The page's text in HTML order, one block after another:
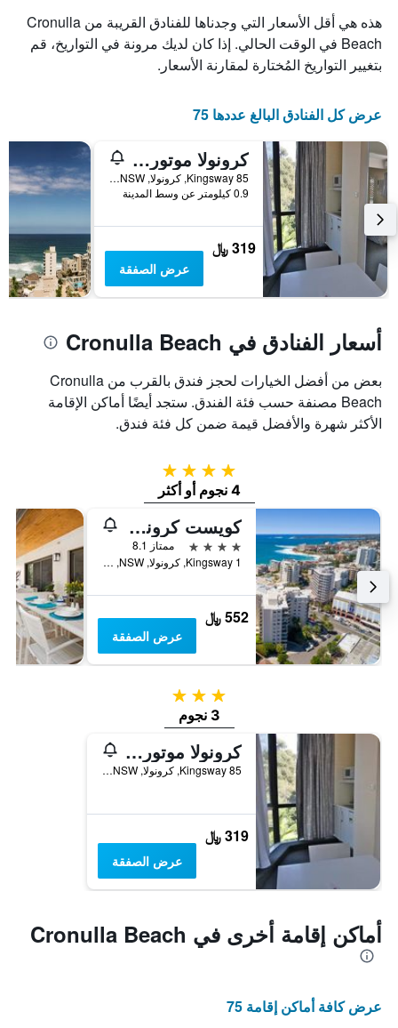
هذه هي أقل الأسعار التي وجدناها للفنادق القريبة من Cronulla
Beach في الوقت الحالي. إذا كان لديك مرونة في التواريخ، قم
بتغيير التواريخ المُختارة لمقارنة الأسعار.
عرض كل الفنادق البالغ عددها 75
كرونولا موتور إن
85 Kingsway, كرونولا, NSW, أستراليا
0.9 كيلومتر عن وسط المدينة
319 ﷼
عرض الصفقة
أسعار الفنادق في Cronulla Beach
بعض من أفضل الخيارات لحجز فندق بالقرب من Cronulla
Beach مصنفة حسب فئة الفندق. ستجد أيضًا أماكن الإقامة
الأكثر شهرة والأفضل قيمة ضمن كل فئة فندق.
4 نجوم
4 نجوم أو أكثر
كويست كرونولا بيتش
4 نجوم
ممتاز 8.1
1 Kingsway, كرونولا, NSW, أستراليا
552 ﷼
عرض الصفقة
3 نجوم
3 نجوم
كرونولا موتور إن
85 Kingsway, كرونولا, NSW, أستراليا
319 ﷼
عرض الصفقة
أماكن إقامة أخرى في Cronulla Beach
عرض كافة أماكن إقامة 75